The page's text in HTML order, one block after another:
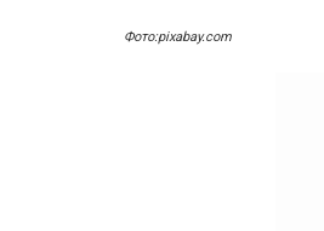
Фото:pixabay.com